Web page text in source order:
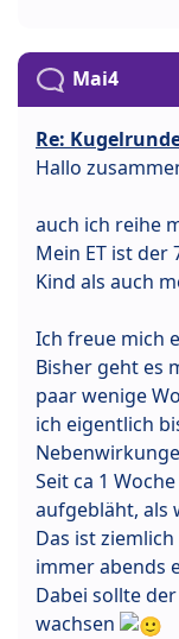
Mai4
Re:
Hallo
auch ich reihe
Mein ET ist der
Kind als auch
Ich freue mich
Bisher geht es
paar wenige
ich eigentlich
Seit ca 1
aufgebläht, als
Das ist
immer abends
Dabei sollte
wachsen